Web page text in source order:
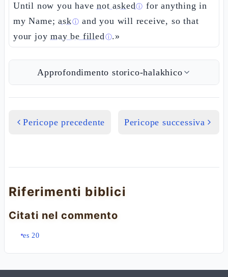
Until now you havenot askedⓘ for anything in
my Name;askⓘ and you will receive, so that
your joymay be filledⓘ.»
Approfondimento storico-halakhico
Pericope precedente Pericope successiva
Riferimenti biblici
Citati nel commento
es 20